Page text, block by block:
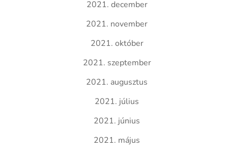
2021. december
2021. november
2021. október
2021. szeptember
2021. augusztus
2021. július
2021. június
2021. május